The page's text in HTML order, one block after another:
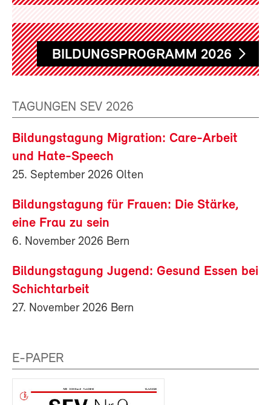
BILDUNGSPROGRAMM 2026
TAGUNGEN SEV 2026
Bildungstagung Migration: Care-Arbeit
und Hate-Speech
25. September 2026 Olten
Bildungstagung für Frauen: Die Stärke,
eine Frau zu sein
6. November 2026 Bern
Bildungstagung Jugend: Gesund Essen bei
Schichtarbeit
27. November 2026 Bern
E-PAPER